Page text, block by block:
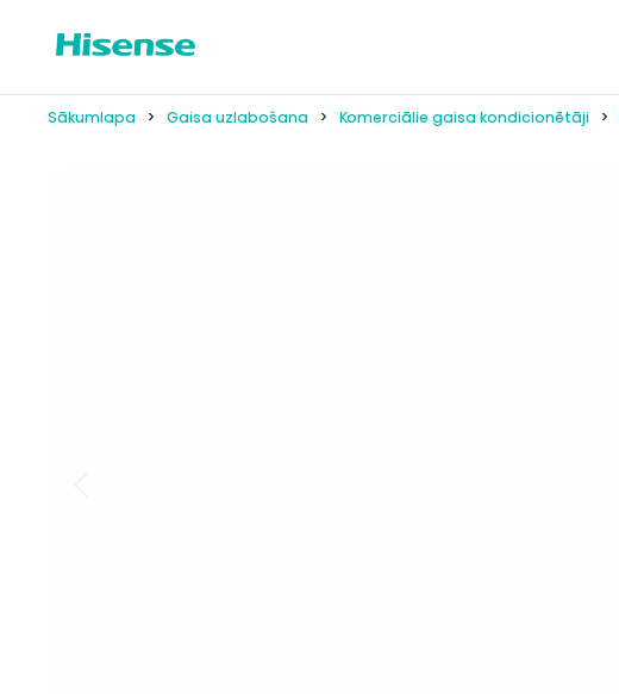
Sākumlapa Gaisa uzlabošana Komerciālie gaisa kondicionētāji